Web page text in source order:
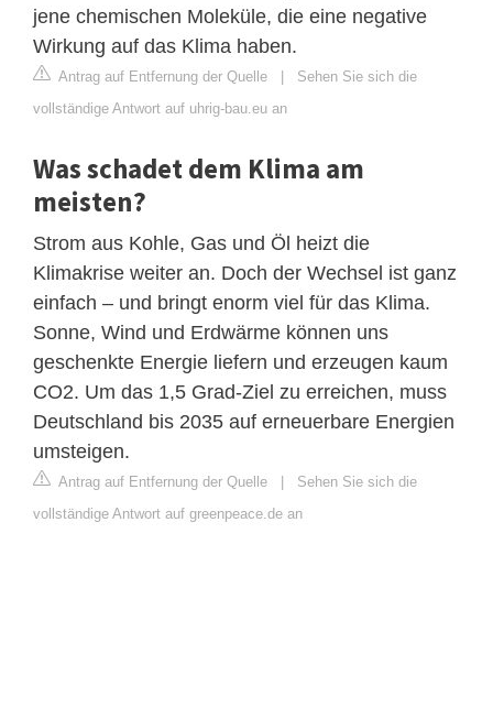
jene chemischen Moleküle, die eine negative
Wirkung auf das Klima haben.
Antrag auf Entfernung der Quelle | Sehen Sie sich die
vollständige Antwort auf uhrig-bau.eu an
Was schadet dem Klima am
meisten?
Strom aus Kohle, Gas und Öl heizt die
Klimakrise weiter an. Doch der Wechsel ist ganz
einfach – und bringt enorm viel für das Klima.
Sonne, Wind und Erdwärme können uns
geschenkte Energie liefern und erzeugen kaum
CO2. Um das 1,5 Grad-Ziel zu erreichen, muss
Deutschland bis 2035 auf erneuerbare Energien
umsteigen.
Antrag auf Entfernung der Quelle | Sehen Sie sich die
vollständige Antwort auf greenpeace.de an